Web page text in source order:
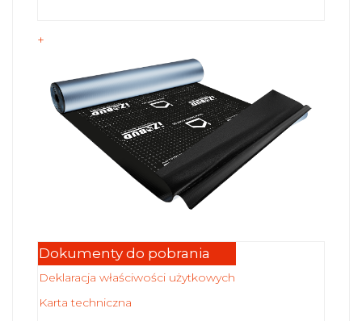
+
Dokumenty do pobrania
Deklaracja właściwości użytkowych
Karta techniczna